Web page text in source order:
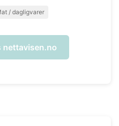
/ dagligvarer
nettavisen.no